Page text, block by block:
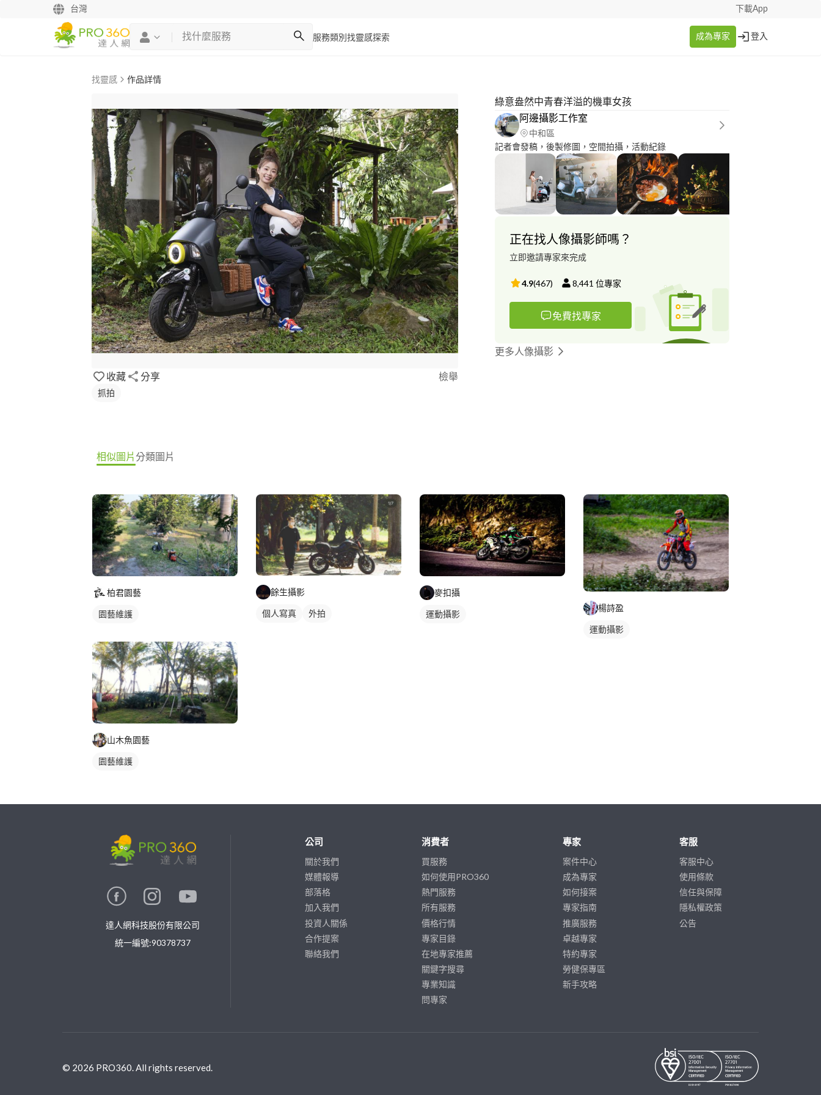
台灣 下載App
服務類別 找靈感探索 成為專家 登入
找靈感 作品詳情
收藏 分享 檢舉
抓拍
綠意盎然中青春洋溢的機車女孩
阿邊攝影工作室
中和區
記者會發稿，後製修圖，空間拍攝，活動紀錄
正在找人像攝影師嗎？
立即邀請專家來完成
4.9(467) 8,441 位專家
免費找專家
更多人像攝影
相似圖片分類圖片
柏君園藝
園藝維護
山木魚園藝
園藝維護
餘生攝影
個人寫真 外拍
麥扣攝
運動攝影
楊詩盈
運動攝影
達人網科技股份有限公司
統一編號:90378737
公司
關於我們
媒體報導
部落格
加入我們
投資人關係
合作提案
聯絡我們
消費者
買服務
如何使用PRO360
熱門服務
所有服務
價格行情
專家目錄
在地專家推薦
關鍵字搜尋
專業知識
問專家
專家
案件中心
成為專家
如何接案
專家指南
推廣服務
卓越專家
特約專家
勞健保專區
新手攻略
客服
客服中心
使用條款
信任與保障
隱私權政策
公告
© 2026 PRO360. All rights reserved.